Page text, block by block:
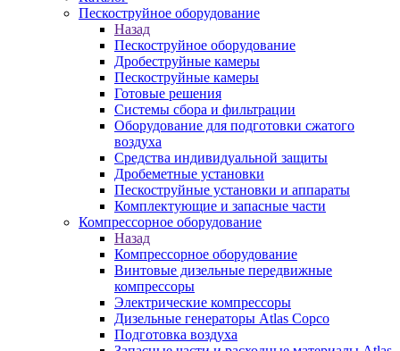
Пескоструйное оборудование
Назад
Пескоструйное оборудование
Дробеструйные камеры
Пескоструйные камеры
Готовые решения
Системы сбора и фильтрации
Оборудование для подготовки сжатого
воздуха
Средства индивидуальной защиты
Дробеметные установки
Пескоструйные установки и аппараты
Комплектующие и запасные части
Компрессорное оборудование
Назад
Компрессорное оборудование
Винтовые дизельные передвижные
компрессоры
Электрические компрессоры
Дизельные генераторы Atlas Copco
Подготовка воздуха